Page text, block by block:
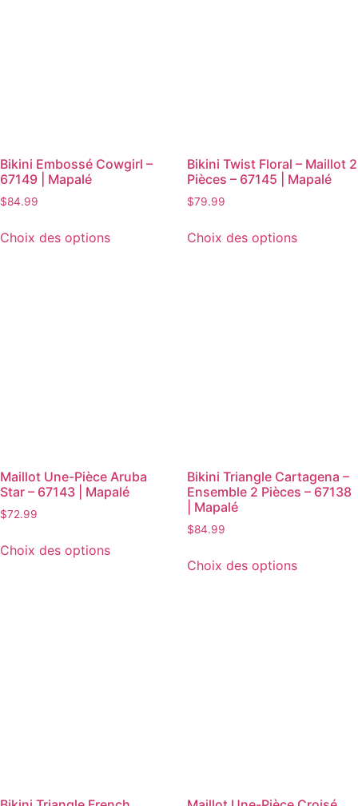
Bikini Embossé Cowgirl –
67149 | Mapalé
$84.99
Choix des options
Bikini Twist Floral – Maillot 2
Pièces – 67145 | Mapalé
$79.99
Choix des options
Maillot Une-Pièce Aruba
Star – 67143 | Mapalé
$72.99
Choix des options
Bikini Triangle Cartagena –
Ensemble 2 Pièces – 67138
| Mapalé
$84.99
Choix des options